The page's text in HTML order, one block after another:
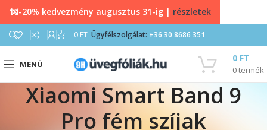
0 0 FT Ügyfélszolgálat: +36 30 8686 351
MENÜ
0termék
0 FT
Xiaomi Smart Band 9
Pro fém szíjak
10-20% kedvezmény augusztus 31-ig | részletek